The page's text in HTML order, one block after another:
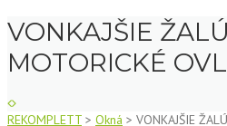
VONKAJŠIE
MOTORICKÉ
REKOMPLETT > Okná > VONKAJŠIE